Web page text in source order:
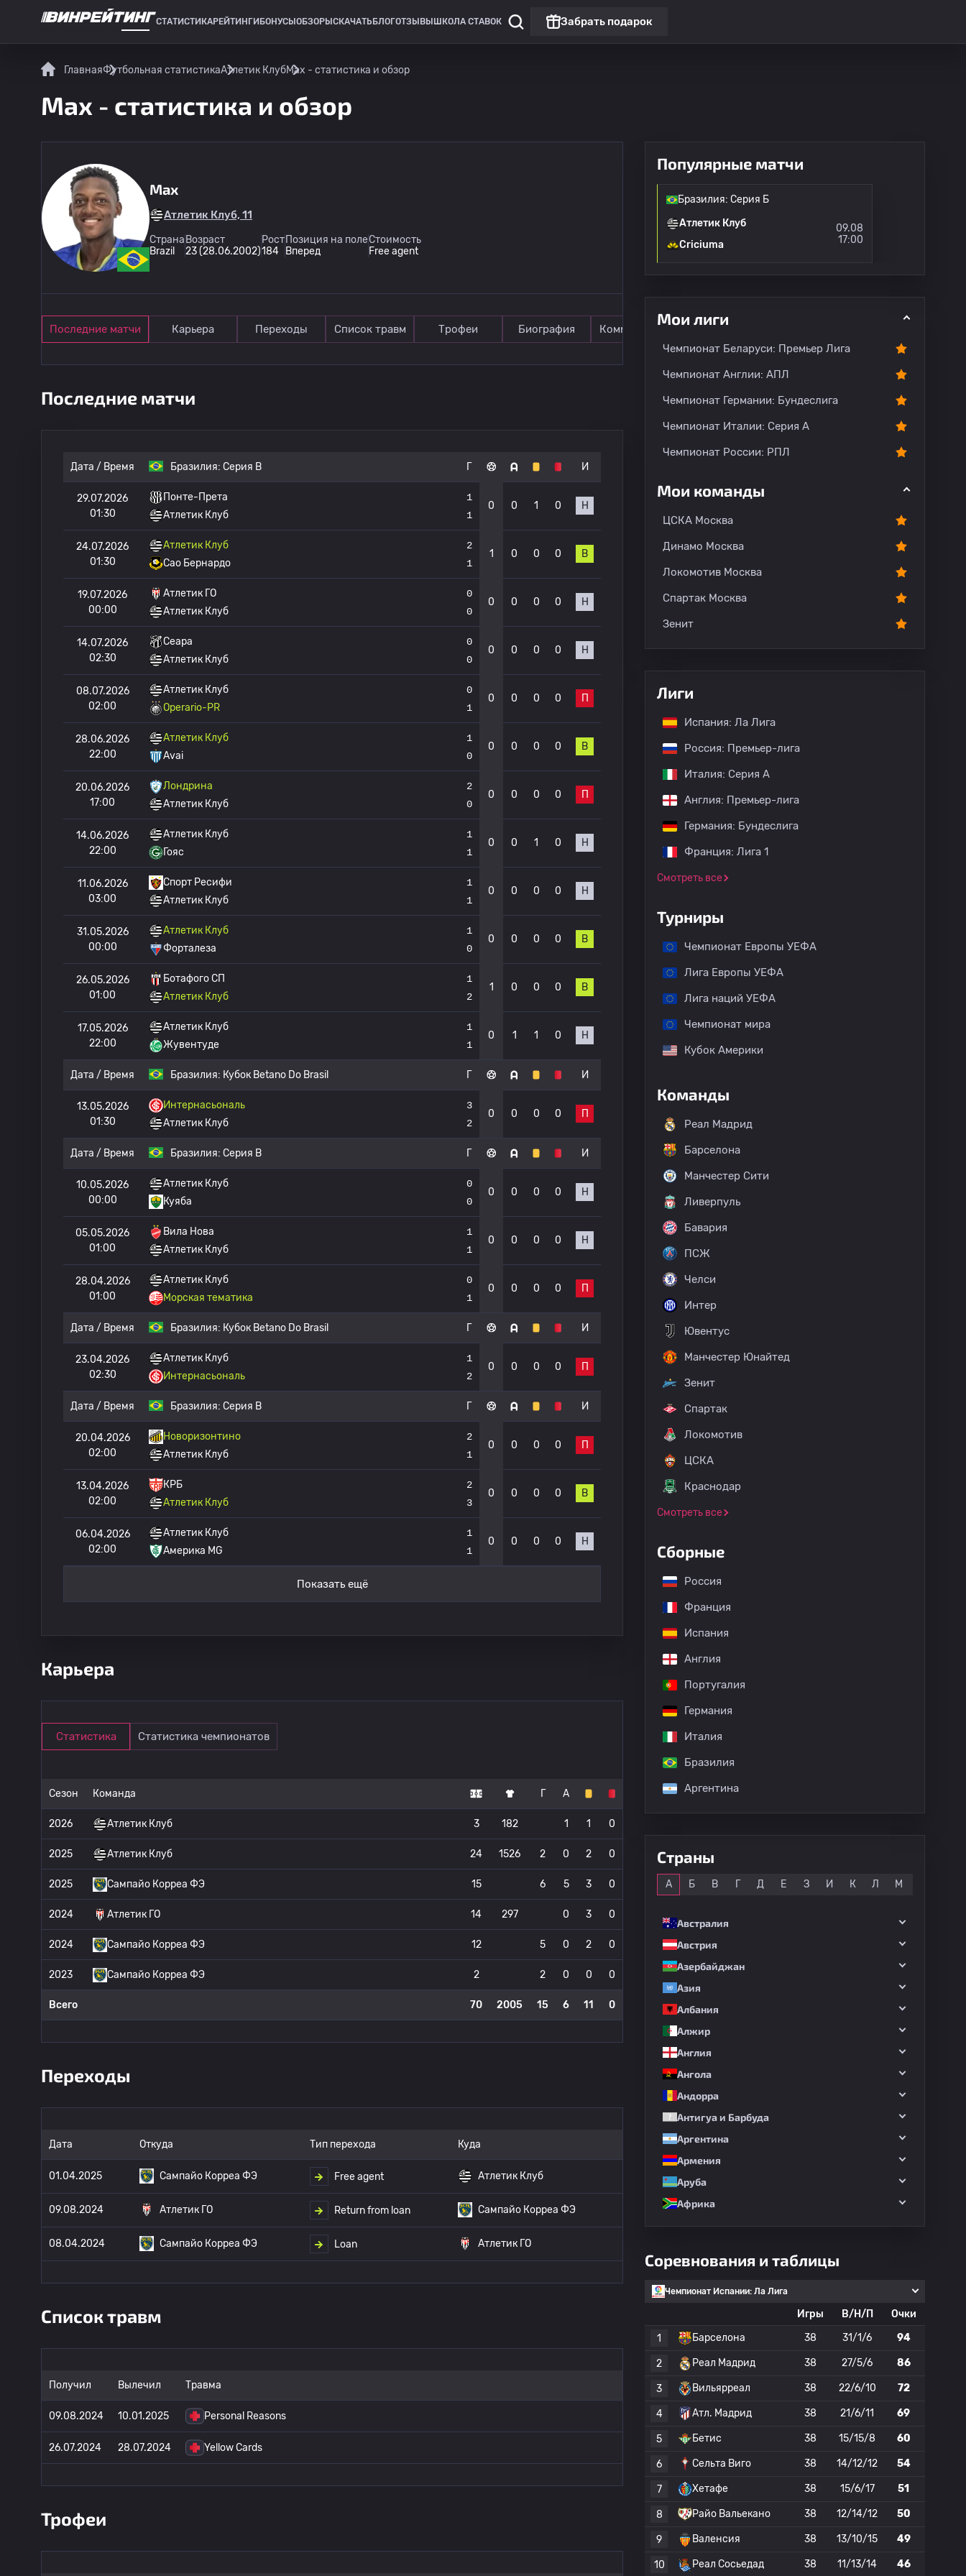
СТАТИСТИКАРЕЙТИНГИ БОНУСЫ ОБЗОРЫ СКАЧАТЬ БЛОГОТЗЫВЫ ШКОЛА СТАВОК Забрать подарок
ГлавнаяФутбольная статистикаАтлетик КлубMax - статистика и обзор
Max - статистика и обзор
Max
Атлетик Клуб, 11
Страна
Brazil
Возраст
23 (28.06.2002)
Рост
184
Позиция на поле
Вперед
Стоимость
Free agent
Последние матчи Карьера Переходы Список травм Трофеи Биография Комментарии
Последние матчи
Дата / Время Бразилия: Серия B Г И
29.07.2026
01:30
Понте-Прета
Атлетик Клуб
1
1
0 0 1 0 Н
24.07.2026
01:30
Атлетик Клуб
Сао Бернардо
2
1
1 0 0 0 В
19.07.2026
00:00
Атлетик ГО
Атлетик Клуб
0
0
0 0 0 0 Н
14.07.2026
02:30
Сеара
Атлетик Клуб
0
0
0 0 0 0 Н
08.07.2026
02:00
Атлетик Клуб
Operario-PR
0
1
0 0 0 0 П
28.06.2026
22:00
Атлетик Клуб
Avai
1
0
0 0 0 0 В
20.06.2026
17:00
Лондрина
Атлетик Клуб
2
0
0 0 0 0 П
14.06.2026
22:00
Атлетик Клуб
Гояс
1
1
0 0 1 0 Н
11.06.2026
03:00
Спорт Ресифи
Атлетик Клуб
1
1
0 0 0 0 Н
31.05.2026
00:00
Атлетик Клуб
Форталеза
1
0
0 0 0 0 В
26.05.2026
01:00
Ботафого СП
Атлетик Клуб
1
2
1 0 0 0 В
17.05.2026
22:00
Атлетик Клуб
Жувентуде
1
1
0 1 1 0 Н
Дата / Время Бразилия: Кубок Betano Do Brasil Г И
13.05.2026
01:30
Интернасьональ
Атлетик Клуб
3
2
0 0 0 0 П
Дата / Время Бразилия: Серия B Г И
10.05.2026
00:00
Атлетик Клуб
Куяба
0
0
0 0 0 0 Н
05.05.2026
01:00
Вила Нова
Атлетик Клуб
1
1
0 0 0 0 Н
28.04.2026
01:00
Атлетик Клуб
Морская тематика
0
1
0 0 0 0 П
Дата / Время Бразилия: Кубок Betano Do Brasil Г И
23.04.2026
02:30
Атлетик Клуб
Интернасьональ
1
2
0 0 0 0 П
Дата / Время Бразилия: Серия B Г И
20.04.2026
02:00
Новоризонтино
Атлетик Клуб
2
1
0 0 0 0 П
13.04.2026
02:00
КРБ
Атлетик Клуб
2
3
0 0 0 0 В
06.04.2026
02:00
Атлетик Клуб
Америка MG
1
1
0 0 0 0 Н
Показать ещё
Карьера
Статистика Статистика чемпионатов
Сезон Команда Г А
2026 Атлетик Клуб 3 182 1 1 0
2025 Атлетик Клуб 24 1526 2 0 2 0
2025 Сампайо Корреа ФЭ 15 6 5 3 0
2024 Атлетик ГО 14 297 0 3 0
2024 Сампайо Корреа ФЭ 12 5 0 2 0
2023 Сампайо Корреа ФЭ 2 2 0 0 0
Всего 70 2005 15 6 11 0
Переходы
Дата Откуда Тип перехода Куда
01.04.2025 Сампайо Корреа ФЭ Free agent Атлетик Клуб
09.08.2024 Атлетик ГО Return from loan Сампайо Корреа ФЭ
08.04.2024 Сампайо Корреа ФЭ Loan Атлетик ГО
Список травм
Получил Вылечил Травма
09.08.2024 10.01.2025 Personal Reasons
26.07.2024 28.07.2024 Yellow Cards
Трофеи
Популярные матчи
Бразилия: Серия Б
Атлетик Клуб
Criciuma
09.08
17:00
Мои лиги
Чемпионат Беларуси: Премьер Лига
Чемпионат Англии: АПЛ
Чемпионат Германии: Бундеслига
Чемпионат Италии: Серия А
Чемпионат России: РПЛ
Мои команды
ЦСКА Москва
Динамо Москва
Локомотив Москва
Спартак Москва
Зенит
Лиги
Испания: Ла Лига
Россия: Премьер-лига
Италия: Серия А
Англия: Премьер-лига
Германия: Бундеслига
Франция: Лига 1
Смотреть все
Турниры
Чемпионат Европы УЕФА
Лига Европы УЕФА
Лига наций УЕФА
Чемпионат мира
Кубок Америки
Команды
Реал Мадрид
Барселона
Манчестер Сити
Ливерпуль
Бавария
ПСЖ
Челси
Интер
Ювентус
Манчестер Юнайтед
Зенит
Спартак
Локомотив
ЦСКА
Краснодар
Смотреть все
Сборные
Россия
Франция
Испания
Англия
Португалия
Германия
Италия
Бразилия
Аргентина
Страны
А Б В Г Д Е З И К Л М
Австралия
Австрия
Азербайджан
Азия
Албания
Алжир
Англия
Ангола
Андорра
Антигуа и Барбуда
Аргентина
Армения
Аруба
Африка
Соревнования и таблицы
Чемпионат Испании: Ла Лига
Игры В/Н/П
Очки
1
Барселона 38 31/1/6 94
2 Реал Мадрид 38 27/5/6 86
3 Вильярреал 38 22/6/10 72
4 Атл. Мадрид 38 21/6/11 69
5 Бетис 38 15/15/8 60
6 Сельта Виго 38 14/12/12 54
7 Хетафе 38 15/6/17 51
8 Райо Вальекано 38 12/14/12 50
9 Валенсия 38 13/10/15 49
10 Реал Сосьедад 38 11/13/14 46